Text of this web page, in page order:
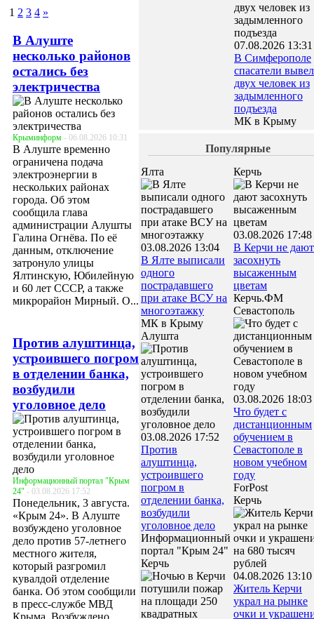
1 2 3 4 »
В Алуште
несколько районов
остались без
электричества
Крыминформ - 06.08.2026 10:31
В Алуште временно
ограничена подача
электроэнергии в
нескольких районах
города. Об этом
сообщила глава
администрации Алушты
Галина Огнёва. По её
данным, отключение
затронуло улицы
Ялтинскую, Юбилейную
и 60 лет СССР, а также
микрорайон Мирный. О...
Против алуштинца,
устроившего погром
в отделении банка,
возбудили
уголовное дело
Информационный портал "Крым
24" - 03.08.2026 17:52
Понедельник, 3 августа.
«Крым 24». В Алуште
возбуждено уголовное
дело против 57-летнего
местного жителя,
который разгромил
кувалдой отделение
банка. Об этом сообщили
в пресс-службе МВД
Крыма. Возбуждено
07.08.2026 13:31
В Симферополе
спасатели
двух человек из
задымленного
подъезда
МК в Крыму
Популярные
Ялта
03.08.2026 13:04
В Ялте выписали
одного
пострадавшего
при атаке ВСУ на
многоэтажку
МК в Крыму
Алушта
03.08.2026 17:52
Против
алуштинца,
устроившего
погром в
отделении банка,
возбудили
уголовное дело
Информационный
портал "Крым 24"
Керчь
Керчь
03.08.2026 17:48
В Керчи не дают
засохнуть
высаженным
цветам
Керчь.ФМ
Севастополь
03.08.2026 18:03
Что будет с
дистанционным
обучением в
Севастополе в
новом учебном
году
ForPost
Керчь
04.08.2026 13:10
Житель Керчи
украл на рынке
очки и